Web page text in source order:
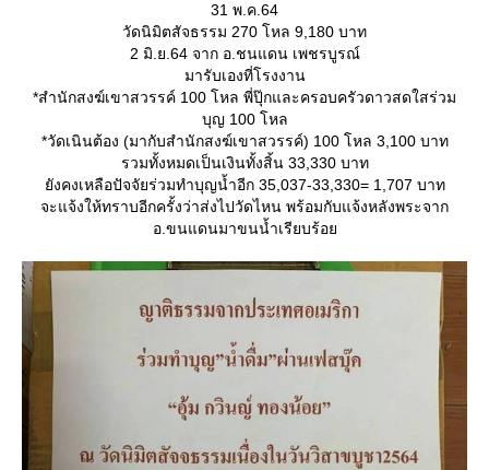
31 พ.ค.64
วัดนิมิตสัจธรรม 270 โหล 9,180 บาท
2 มิ.ย.64 จาก อ.ชนแดน เพชรบูรณ์
มารับเองที่โรงงาน
*สำนักสงฆ์เขาสวรรค์ 100 โหล พี่ปุ๊กและครอบครัวดาวสดใสร่วม
บุญ 100 โหล
*วัดเนินต้อง (มากับสำนักสงฆ์เขาสวรรค์) 100 โหล 3,100 บาท
รวมทั้งหมดเป็นเงินทั้งสิ้น 33,330 บาท
ังคงเหลือปัจจัยร่วมทำบุญน้ำอีก 35,037-33,330= 1,707 บาท
จะแจ้งให้ทราบอีกครั้งว่าส่งไปวัดไหน พร้อมกับแจ้งหลังพระจาก
อ.ขนแดนมาขนน้ำเรียบร้อ